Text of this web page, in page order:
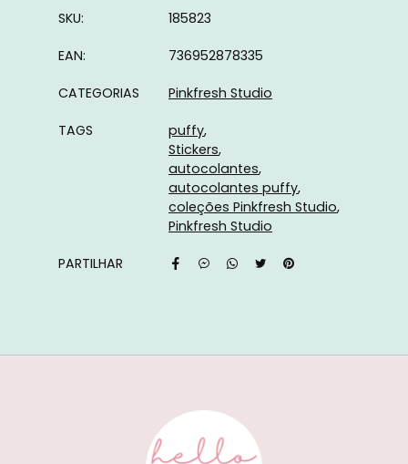
SKU: 185823
EAN: 736952878335
CATEGORIAS Pinkfresh Studio
TAGS
puffy
Stickers
autocolantes
autocolantes puffy
coleções Pinkfresh Studio
Pinkfresh Studio
PARTILHAR